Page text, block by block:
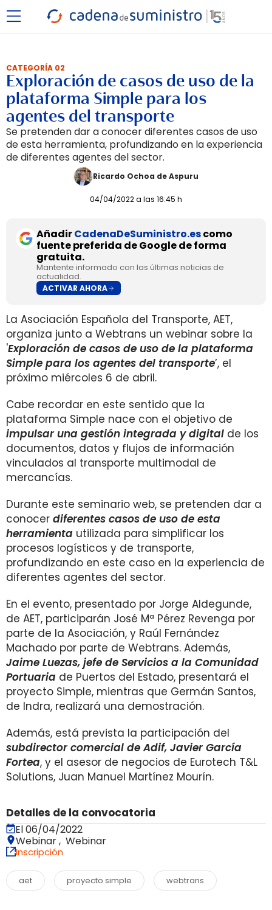
CATEGORÍA 02
Exploración de casos de uso de la
plataforma Simple para los
agentes del transporte
Se pretenden dar a conocer diferentes casos de uso
de esta herramienta, profundizando en la experiencia
de diferentes agentes del sector.
Ricardo Ochoa de Aspuru
04/04/2022 a las 16:45 h
AñadirCadenaDeSuministro.escomo
fuente preferida de Google de forma
gratuita.
Mantente informado con las últimas noticias de
actualidad.
ACTIVAR AHORA
La Asociación Española del Transporte, AET,
organiza junto a Webtrans un webinar sobre la
'Exploración de casos de uso de la plataforma
Simple para los agentes del transporte’, el
próximo miércoles 6 de abril.
Cabe recordar en este sentido que la
plataforma Simple nace con el objetivo de
impulsar una gestión integrada y digital de los
documentos, datos y flujos de información
vinculados al transporte multimodal de
mercancías.
Durante este seminario web, se pretenden dar a
conocer diferentes casos de uso de esta
herramienta utilizada para simplificar los
procesos logísticos y de transporte,
profundizando en este caso en la experiencia de
diferentes agentes del sector.
En el evento, presentado por Jorge Aldegunde,
de AET, participarán José Mª Pérez Revenga por
parte de la Asociación, y Raúl Fernández
Machado por parte de Webtrans. Además,
Jaime Luezas, jefe de Servicios a la Comunidad
Portuaria de Puertos del Estado, presentará el
proyecto Simple, mientras que Germán Santos,
de Indra, realizará una demostración.
Además, está prevista la participación del
subdirector comercial de Adif, Javier García
Fortea, y el asesor de negocios de Eurotech T&L
Solutions, Juan Manuel Martínez Mourín.
Detalles de la convocatoria
El 06/04/2022
Webinar , Webinar
Inscripción
aet proyecto simple webtrans